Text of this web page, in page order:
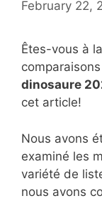
February 22,
Êtes-vous à
dinosaure
cet article!
Nous avons
examiné les
variété de
nous avons